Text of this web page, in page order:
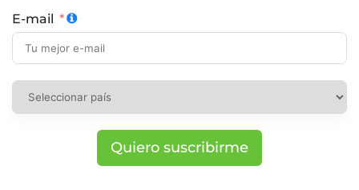
E-mail
Quiero suscribirme